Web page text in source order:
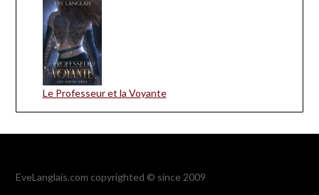
Le Professeur et la Voyante
EveLanglais.com copyrighted © since 2009